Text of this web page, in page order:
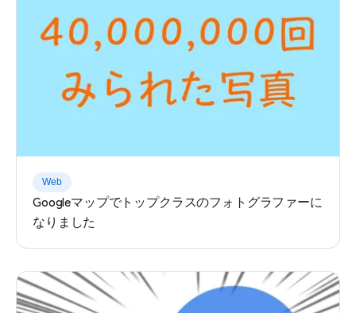
Web
Googleマップでトップクラスのフォトグラファーに
なりました